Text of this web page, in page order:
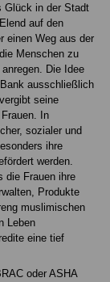
Glück in der Stadt
auf den
einen Weg aus der
Menschen zu
Die Idee
ausschließlich
seine
In
sozialer und
ihre
werden.
die Frauen ihre
Produkte
muslimischen
Leben
eine tief
oder ASHA